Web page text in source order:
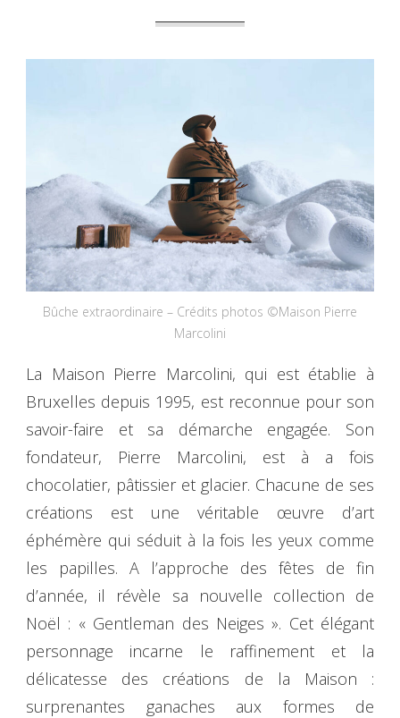
Bûche extraordinaire – Crédits photos ©Maison Pierre
Marcolini
La Maison Pierre Marcolini, qui est établie à
Bruxelles depuis 1995, est reconnue pour son
savoir-faire et sa démarche engagée. Son
fondateur, Pierre Marcolini, est à a fois
chocolatier, pâtissier et glacier. Chacune de ses
créations est une véritable œuvre d’art
éphémère qui séduit à la fois les yeux comme
les papilles. A l’approche des fêtes de fin
d’année, il révèle sa nouvelle collection de
Noël : « Gentleman des Neiges ». Cet élégant
personnage incarne le raffinement et la
délicatesse des créations de la Maison :
surprenantes ganaches aux formes de